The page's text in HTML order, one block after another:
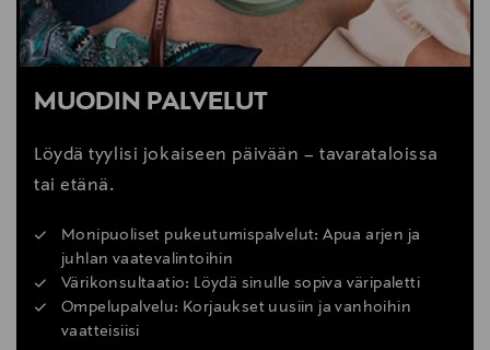
MUODIN PALVELUT
Löydä tyylisi jokaiseen päivään – tavarataloissa
tai etänä.
Monipuoliset pukeutumispalvelut: Apua arjen ja
juhlan vaatevalintoihin
Värikonsultaatio: Löydä sinulle sopiva väripaletti
Ompelupalvelu: Korjaukset uusiin ja vanhoihin
vaatteisiisi